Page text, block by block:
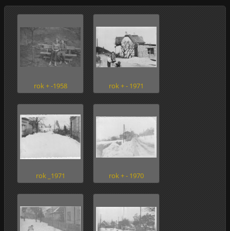
rok + -1958 rok + - 1971
rok _1971 rok + - 1970